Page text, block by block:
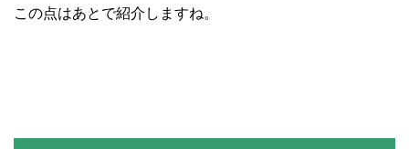
この点はあとで紹介しますね。